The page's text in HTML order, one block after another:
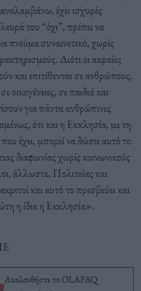
έχει ισχυρές
του “όχι”, πρέπει να
πνεύμα συναινετικό, χωρίς
Διότι οι ακραίες
και επιτίθενται σε ανθρώπους,
οικογένειες, σε παιδιά και
για πάντα ανθρώπινες
ότι και η Εκκλησία, με τη
έχει, μπορεί να δώσει αυτό το
διαφωνίας χωρίς κοινωνικούς
άλλωστε, Πολιτείας και
και αυτό το πρεσβεύει και
η ίδια η Εκκλησία».
Ακολουθήστε το OLAFAQ